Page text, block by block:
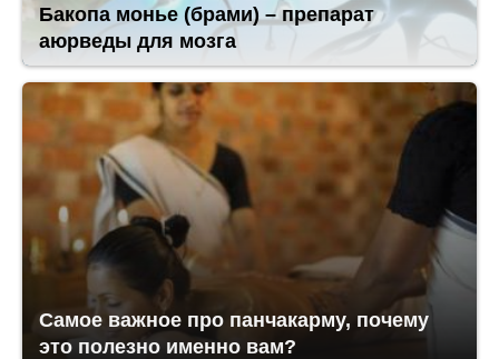
Бакопа монье (брами) – препарат
аюрведы для мозга
Самое важное про панчакарму, почему
это полезно именно вам?